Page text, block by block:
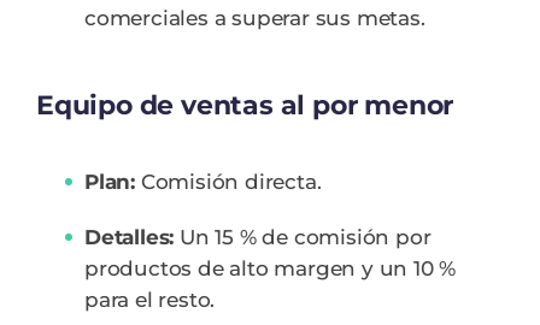
comerciales a superar sus metas.
Equipo de ventas al por menor
Plan: Comisión directa.
Detalles: Un 15 % de comisión por
productos de alto margen y un 10 %
para el resto.